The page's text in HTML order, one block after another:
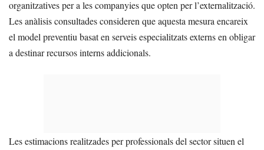
organitzatives per a les companyies que opten per l’externalització.
Les anàlisis consultades consideren que aquesta mesura encareix
el model preventiu basat en serveis especialitzats externs en obligar
a destinar recursos interns addicionals.
Les estimacions realitzades per professionals del sector situen el